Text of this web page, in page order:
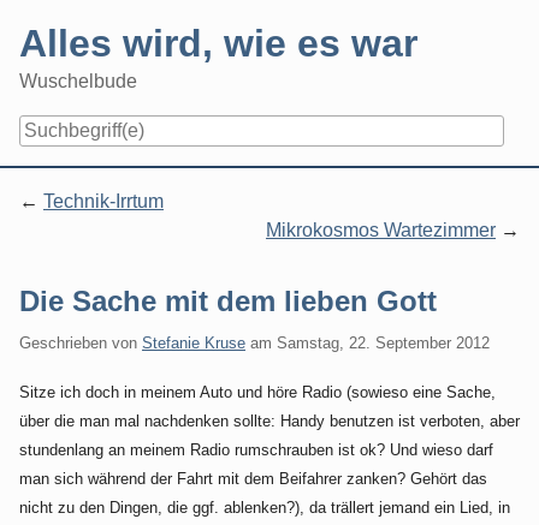
content
Alles wird, wie es war
Wuschelbude
Technik-Irrtum
Mikrokosmos Wartezimmer
Die Sache mit dem lieben Gott
Geschrieben von Stefanie Kruse am Samstag, 22. September 2012
Sitze ich doch in meinem Auto und höre Radio (sowieso eine Sache,
über die man mal nachdenken sollte: Handy benutzen ist verboten, aber
stundenlang an meinem Radio rumschrauben ist ok? Und wieso darf
man sich während der Fahrt mit dem Beifahrer zanken? Gehört das
nicht zu den Dingen, die ggf. ablenken?), da trällert jemand ein Lied, in